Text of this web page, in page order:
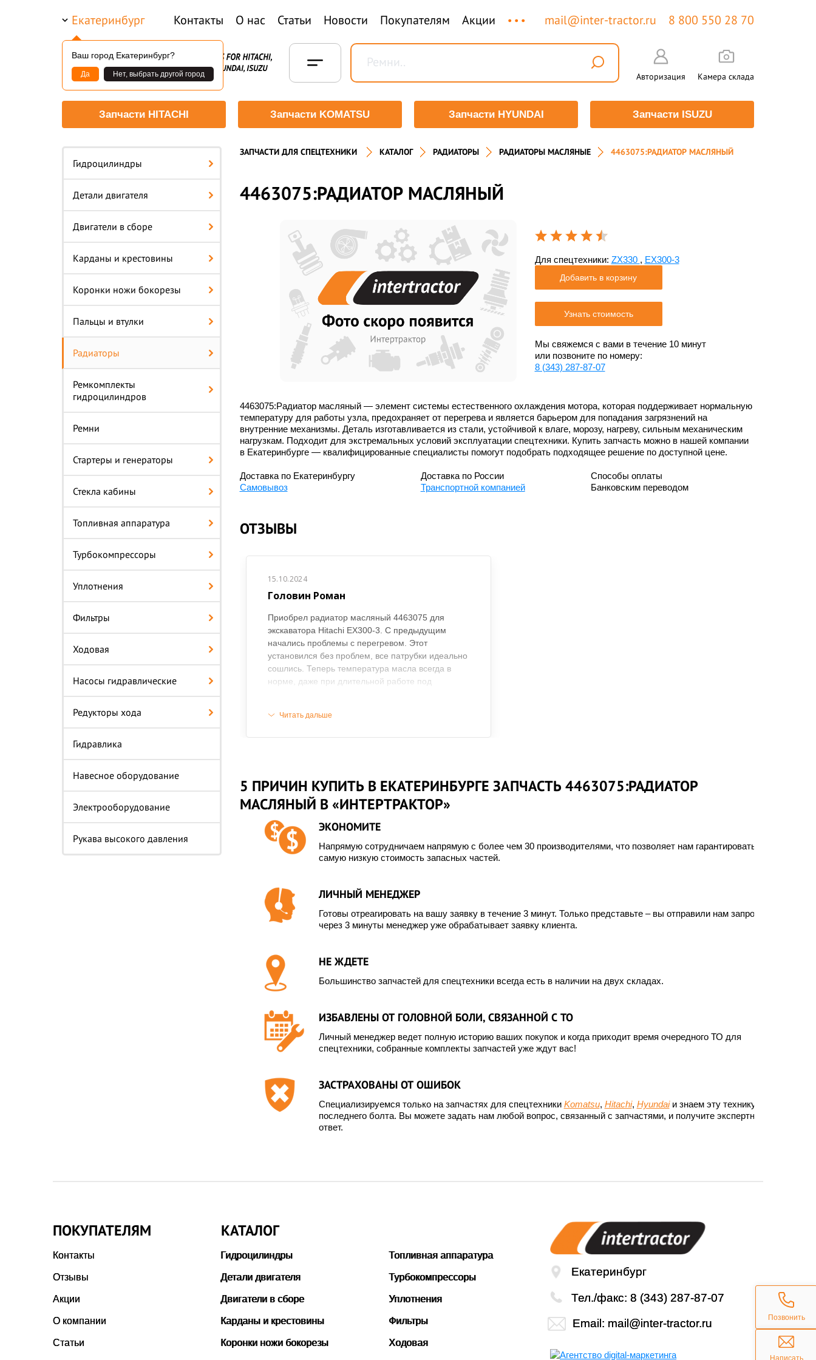
Екатеринбург
Ваш город Екатеринбург?
Да Нет, выбрать другой город
Контакты О нас Статьи Новости Покупателям Акции ... mail@inter-tractor.ru 8 800 550 28 70
Авторизация Камера склада
Запчасти HITACHI Запчасти KOMATSU Запчасти HYUNDAI Запчасти ISUZU
Гидроцилиндры
Детали двигателя
Двигатели в сборе
Карданы и крестовины
Коронки ножи бокорезы
Пальцы и втулки
Радиаторы
Ремкомплекты
гидроцилиндров
Ремни
Стартеры и генераторы
Стекла кабины
Топливная аппаратура
Турбокомпрессоры
Уплотнения
Фильтры
Ходовая
Насосы гидравлические
Редукторы хода
Гидравлика
Навесное оборудование
Электрооборудование
Рукава высокого давления
ЗАПЧАСТИ ДЛЯ СПЕЦТЕХНИКИ КАТАЛОГ РАДИАТОРЫ РАДИАТОРЫ МАСЛЯНЫЕ 4463075:РАДИАТОР МАСЛЯНЫЙ
4463075:РАДИАТОР МАСЛЯНЫЙ
Для спецтехники: ZX330 , EX300-3
Добавить в корзину
Узнать стоимость
Мы свяжемся с вами в течение 10 минут
или позвоните по номеру:
8 (343) 287-87-07
4463075:Радиатор масляный — элемент системы естественного охлаждения мотора, которая поддерживает нормальную
температуру для работы узла, предохраняет от перегрева и является барьером для попадания загрязнений на
внутренние механизмы. Деталь изготавливается из стали, устойчивой к влаге, морозу, нагреву, сильным механическим
нагрузкам. Подходит для экстремальных условий эксплуатации спецтехники. Купить запчасть можно в нашей компании
в Екатеринбурге — квалифицированные специалисты помогут подобрать подходящее решение по доступной цене.
Доставка по Екатеринбургу
Самовывоз
Доставка по России
Транспортной компанией
Способы оплаты
Банковским переводом
ОТЗЫВЫ
15.10.2024
Головин Роман
Приобрел радиатор масляный 4463075 для
экскаватора Hitachi EX300-3. С предыдущим
начались проблемы с перегревом. Этот
установился без проблем, все патрубки идеально
сошлись. Теперь температура масла всегда в
норме, даже при длительной работе под
Читать дальше
5 ПРИЧИН КУПИТЬ В ЕКАТЕРИНБУРГЕ ЗАПЧАСТЬ 4463075:РАДИАТОР
МАСЛЯНЫЙ В «ИНТЕРТРАКТОР»
ЭКОНОМИТЕ
Напрямую сотрудничаем напрямую с более чем 30 производителями, что позволяет нам гарантировать
самую низкую стоимость запасных частей.
ЛИЧНЫЙ МЕНЕДЖЕР
Готовы отреагировать на вашу заявку в течение 3 минут. Только представьте – вы отправили нам запрос, а
через 3 минуты менеджер уже обрабатывает заявку клиента.
НЕ ЖДЕТЕ
Большинство запчастей для спецтехники всегда есть в наличии на двух складах.
ИЗБАВЛЕНЫ ОТ ГОЛОВНОЙ БОЛИ, СВЯЗАННОЙ С ТО
Личный менеджер ведет полную историю ваших покупок и когда приходит время очередного ТО для
спецтехники, собранные комплекты запчастей уже ждут вас!
ЗАСТРАХОВАНЫ ОТ ОШИБОК
Специализируемся только на запчастях для спецтехники Komatsu, Hitachi, Hyundaiи знаем эту технику до
последнего болта. Вы можете задать нам любой вопрос, связанный с запчастями, и получите экспертный
ответ.
ПОКУПАТЕЛЯМ
Контакты
Отзывы
Акции
О компании
Статьи
КАТАЛОГ
Гидроцилиндры
Детали двигателя
Двигатели в сборе
Карданы и крестовины
Коронки ножи бокорезы
Топливная аппаратура
Турбокомпрессоры
Уплотнения
Фильтры
Ходовая
Екатеринбург
Тел./факс: 8 (343) 287-87-07
Email: mail@inter-tractor.ru Позвонить
Написать